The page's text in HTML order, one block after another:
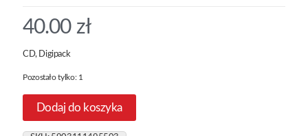
40.00 zł
CD, Digipack
Pozostało tylko: 1
Dodaj do koszyka